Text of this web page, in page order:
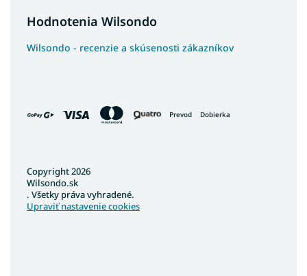
Hodnotenia Wilsondo
Wilsondo - recenzie a skúsenosti zákazníkov
Prevod Dobierka
Copyright 2026
Wilsondo.sk
. Všetky práva vyhradené.
Upraviť nastavenie cookies